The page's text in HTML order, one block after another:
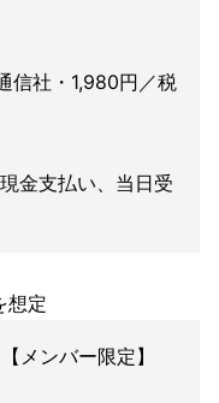
信社・1,980円／税
金支払い、当日受
想定
メンバー限定】